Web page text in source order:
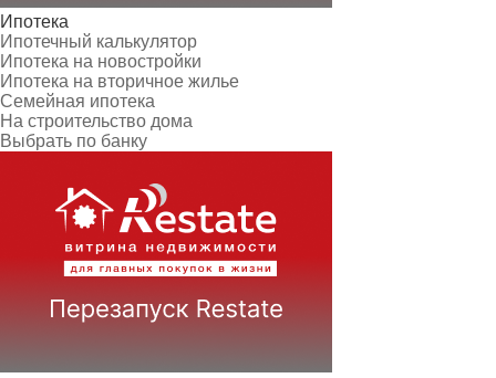
Ипотека
Ипотечный калькулятор
Ипотека на новостройки
Ипотека на вторичное жилье
Семейная ипотека
На строительство дома
Выбрать по банку